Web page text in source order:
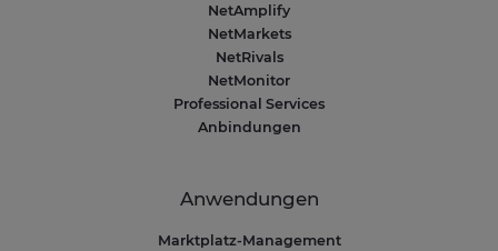
NetAmplify
NetMarkets
NetRivals
NetMonitor
Professional Services
Anbindungen
Anwendungen
Marktplatz-Management